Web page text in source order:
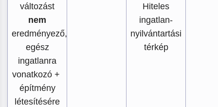
változást
nem
eredményező,
egész
ingatlanra
vonatkozó +
építmény
létesítésére
Hiteles
ingatlan-
nyilvántartási
térkép